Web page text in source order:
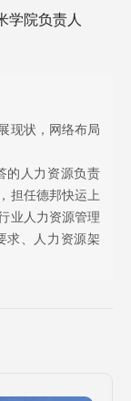
学院负责人
现状，网络布局
的人力资源负责
担任德邦快运上
业人力资源管理
求、人力资源架